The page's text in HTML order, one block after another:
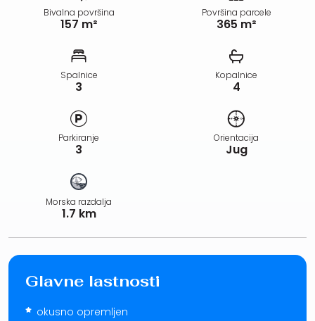
Bivalna površina
157 m²
Površina parcele
365 m²
Spalnice
3
Kopalnice
4
Parkiranje
3
Orientacija
Jug
Morska razdalja
1.7 km
Glavne lastnosti
okusno opremljen